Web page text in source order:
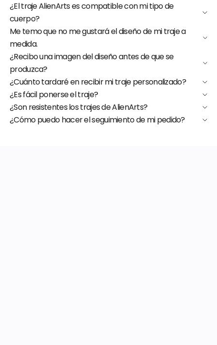
¿El traje AlienArts es compatible con mi tipo de
cuerpo?
Me temo que no me gustará el diseño de mi traje a
medida.
¿Recibo una imagen del diseño antes de que se
produzca?
¿Cuánto tardaré en recibir mi traje personalizado?
¿Es fácil ponerse el traje?
¿Son resistentes los trajes de AlienArts?
¿Cómo puedo hacer el seguimiento de mi pedido?